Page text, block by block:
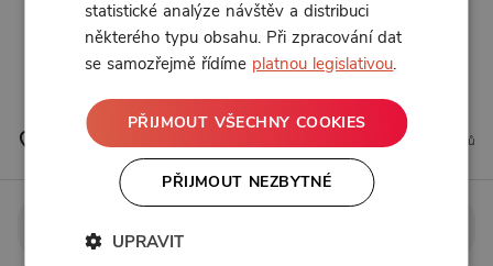
Spotify
YouTube
2 líbí 0 komentářů
Pro zobrazení komentářů se
statistické analýze návštěv a distribuci
některého typu obsahu. Při zpracování dat
se samozřejmě řídíme platnou legislativou.
PŘIJMOUT VŠECHNY COOKIES
PŘIJMOUT NEZBYTNÉ
UPRAVIT